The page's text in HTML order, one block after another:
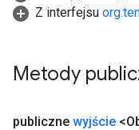
Z interfejsu
Metody
publiczne wyjście